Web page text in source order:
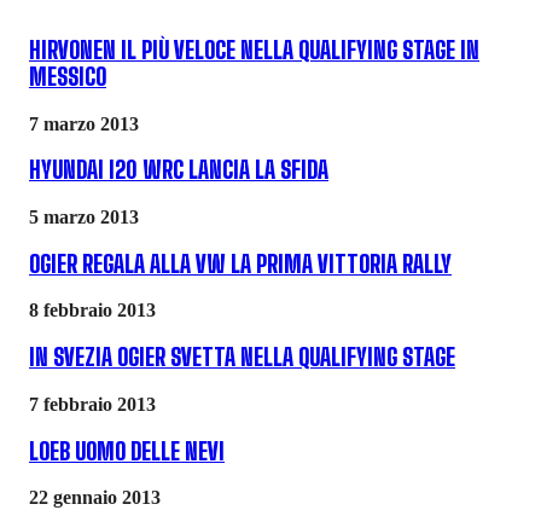
HIRVONEN IL PIÙ VELOCE NELLA QUALIFYING STAGE IN
MESSICO
7 marzo 2013
HYUNDAI I20 WRC LANCIA LA SFIDA
5 marzo 2013
OGIER REGALA ALLA VW LA PRIMA VITTORIA RALLY
8 febbraio 2013
IN SVEZIA OGIER SVETTA NELLA QUALIFYING STAGE
7 febbraio 2013
LOEB UOMO DELLE NEVI
22 gennaio 2013